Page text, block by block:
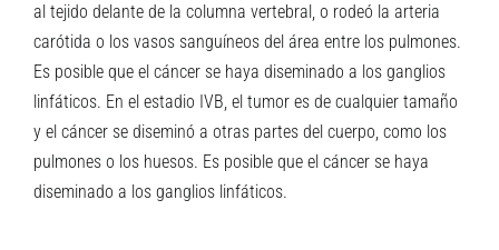
al tejido delante de la columna vertebral, o rodeó la arteria
carótida o los vasos sanguíneos del área entre los pulmones.
Es posible que el cáncer se haya diseminado a los ganglios
linfáticos. En el estadio IVB, el tumor es de cualquier tamaño
y el cáncer se diseminó a otras partes del cuerpo, como los
pulmones o los huesos. Es posible que el cáncer se haya
diseminado a los ganglios linfáticos.